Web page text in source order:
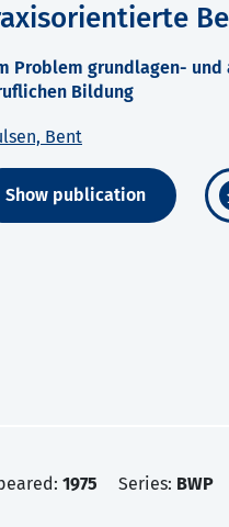
Problem grundlagen-
Bildung
Bent
Show publication
1975 Series: BWP